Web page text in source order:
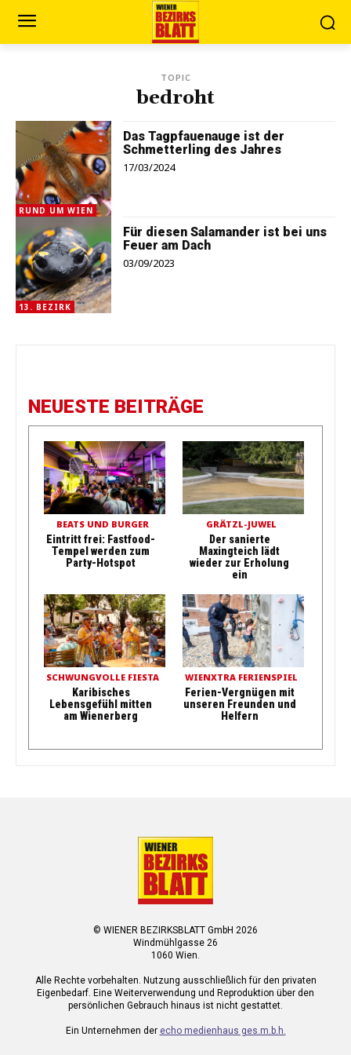
TOPIC
bedroht
RUND UM WIEN
Das Tagpfauenauge ist der
Schmetterling des Jahres
17/03/2024
13. BEZIRK
Für diesen Salamander ist bei uns
Feuer am Dach
03/09/2023
NEUESTE BEITRÄGE
BEATS UND BURGER
Eintritt frei: Fastfood-
Tempel werden zum
Party-Hotspot
GRÄTZL-JUWEL
Der sanierte
Maxingteich lädt
wieder zur Erholung
ein
SCHWUNGVOLLE FIESTA
Karibisches
Lebensgefühl mitten
am Wienerberg
WIENXTRA FERIENSPIEL
Ferien-Vergnügen mit
unseren Freunden und
Helfern
© WIENER BEZIRKSBLATT GmbH 2026
Windmühlgasse 26
1060 Wien.
Alle Rechte vorbehalten. Nutzung ausschließlich für den privaten
Eigenbedarf. Eine Weiterverwendung und Reproduktion über den
persönlichen Gebrauch hinaus ist nicht gestattet.
Ein Unternehmen der echo medienhaus ges.m.b.h.